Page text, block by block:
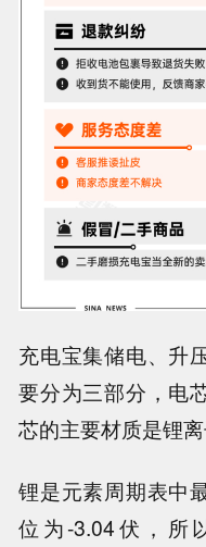
充电宝集储电、升
要分为三部分，电
芯的主要材质是锂
锂是元素周期表中
位为-3.04伏，所